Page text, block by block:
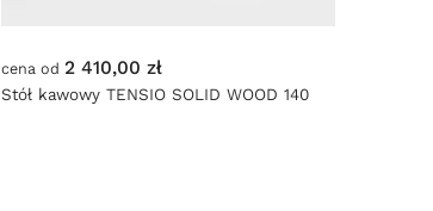
cena od 2 410,00 zł
Stół kawowy TENSIO SOLID WOOD 140